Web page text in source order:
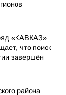
«КАВКАЗ»
что поиск
завершён
района